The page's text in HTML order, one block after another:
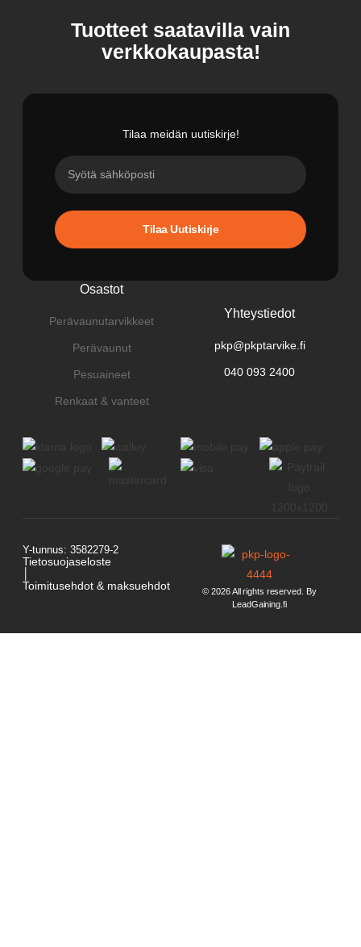
Tuotteet saatavilla vain
verkkokaupasta!
Tilaa meidän uutiskirje!
Tilaa Uutiskirje
Osastot
Perävaunutarvikkeet
Perävaunut
Pesuaineet
Renkaat & vanteet
Yhteystiedot
pkp@pkptarvike.fi
040 093 2400
© 2026 All rights reserved. By
LeadGaining.fi
Y-tunnus: 3582279-2
Tietosuojaseloste
Toimitusehdot & maksuehdot